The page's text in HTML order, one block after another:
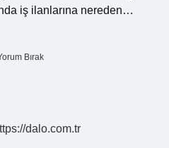
iş ilanlarına nereden…
Bırak
dalo.com.tr